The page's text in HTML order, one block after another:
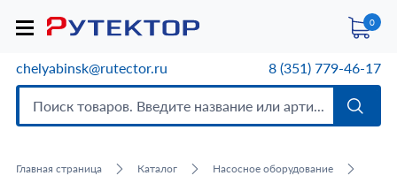
0
chelyabinsk@rutector.ru 8 (351) 779-46-17
Главная страница Каталог
Насосное оборудование